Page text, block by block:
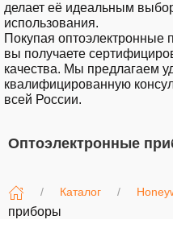
делает её идеальным
использования.
Покупая оптоэлектронные
вы получаете
качества. Мы предлагаем
квалифицированную
всей России.
Оптоэлектронные
Каталог
приборы